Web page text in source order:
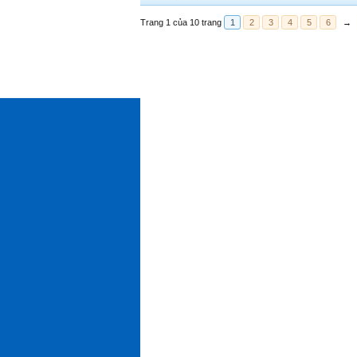
Trang 1 của 10 trang 1 2 3 4 5 6 →